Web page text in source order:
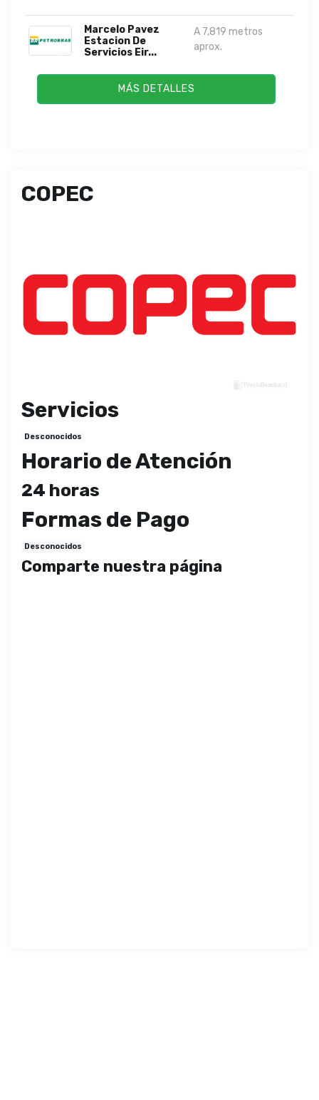
Marcelo Pavez
Estacion De
Servicios Eir...
A 7,819 metros
aprox.
MÁS DETALLES
COPEC
Servicios
Desconocidos
Horario de Atención
24 horas
Formas de Pago
Desconocidos
Comparte nuestra página